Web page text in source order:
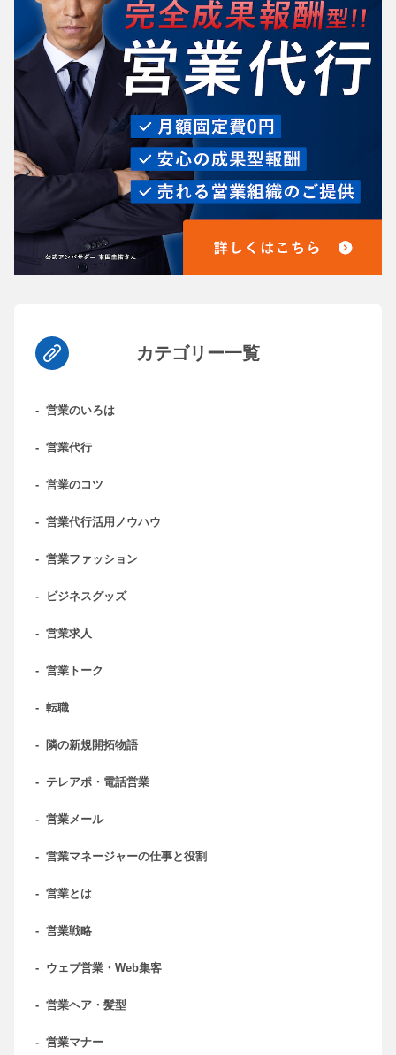
カテゴリー一覧
- 営業のいろは
- 営業代行
- 営業のコツ
- 営業代行活用ノウハウ
- 営業ファッション
- ビジネスグッズ
- 営業求人
- 営業トーク
- 転職
- 隣の新規開拓物語
- テレアポ・電話営業
- 営業メール
- 営業マネージャーの仕事と役割
- 営業とは
- 営業戦略
- ウェブ営業・Web集客
- 営業ヘア・髪型
- 営業マナー